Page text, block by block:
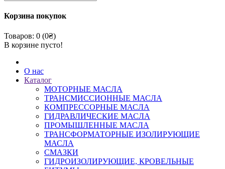
Корзина покупок
Товаров: 0 (0₴)
В корзине пусто!
О нас
Каталог
МОТОРНЫЕ МАСЛА
ТРАНСМИССИОННЫЕ МАСЛА
КОМПРЕССОРНЫЕ МАСЛА
ГИДРАВЛИЧЕСКИЕ МАСЛА
ПРОМЫШЛЕННЫЕ МАСЛА
ТРАНСФОРМАТОРНЫЕ ИЗОЛИРУЮЩИЕ
МАСЛА
СМАЗКИ
ГИДРОИЗОЛИРУЮЩИЕ, КРОВЕЛЬНЫЕ